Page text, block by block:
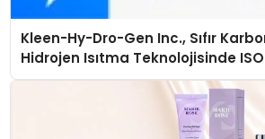
Kleen-Hy-Dro-Gen Inc., Sıfır
Hidrojen Isıtma Teknolojisinde
Düzenleyici Onaylarını Aldı